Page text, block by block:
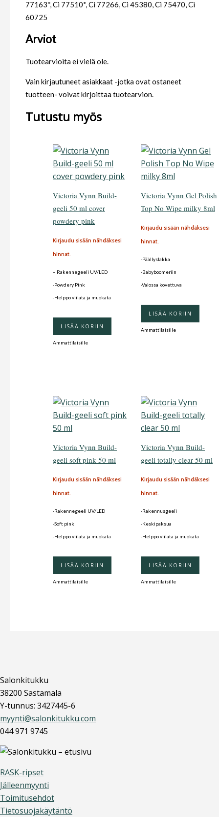
77163*, Ci 77510*, Ci 77266, Ci 45380, Ci 75470, Ci
60725
Arviot
Tuotearvioita ei vielä ole.
Vain kirjautuneet asiakkaat -jotka ovat ostaneet
tuotteen- voivat kirjoittaa tuotearvion.
Tutustu myös
Victoria Vynn Build-
geeli 50 ml cover
powdery pink
Kirjaudu sisään nähdäksesi
hinnat.
– Rakennegeeli UV/LED
-Powdery Pink
-Helppo viilata ja muokata
LISÄÄ KORIIN
Ammattilaisille
Victoria Vynn Gel Polish
Top No Wipe milky 8ml
Kirjaudu sisään nähdäksesi
hinnat.
-Päällyslakka
-Babyboomeriin
-Valossa kovettuva
LISÄÄ KORIIN
Ammattilaisille
Victoria Vynn Build-
geeli soft pink 50 ml
Kirjaudu sisään nähdäksesi
hinnat.
-Rakennegeeli UV/LED
-Soft pink
-Helppo viilata ja muokata
LISÄÄ KORIIN
Ammattilaisille
Victoria Vynn Build-
geeli totally clear 50 ml
Kirjaudu sisään nähdäksesi
hinnat.
-Rakennusgeeli
-Keskipaksua
-Helppo viilata ja muokata
LISÄÄ KORIIN
Ammattilaisille
Salonkitukku
38200 Sastamala
Y-tunnus: 3427445-6
myynti@salonkitukku.com
044 971 9745
RASK-ripset
Jälleenmyynti
Toimitusehdot
Tietosuojakäytäntö